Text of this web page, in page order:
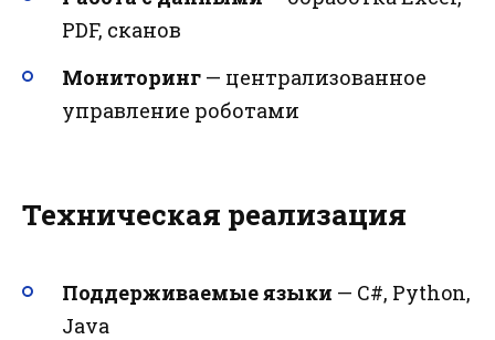
PDF, сканов
Мониторинг — централизованное
управление роботами
Техническая реализация
Поддерживаемые языки — C#, Python,
Java